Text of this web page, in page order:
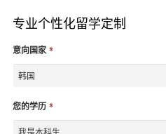
专业个性化留学定制
意向国家 *
您的学历 *